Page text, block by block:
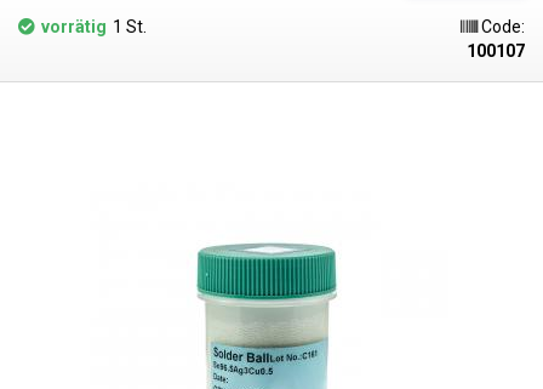
vorrätig 1 St.
Code:
100107